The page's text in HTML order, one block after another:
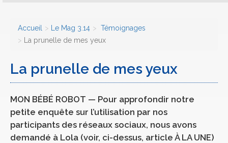
Accueil Le Mag 3.14
Témoignages
La prunelle de mes yeux
La prunelle de mes yeux
MON BÉBÉ ROBOT — Pour approfondir notre
petite enquête sur l’utilisation par nos
participants des réseaux sociaux, nous avons
demandé à Lola (voir, ci-dessus, article À LA UNE)